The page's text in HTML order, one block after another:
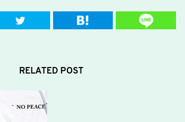
RELATED POST